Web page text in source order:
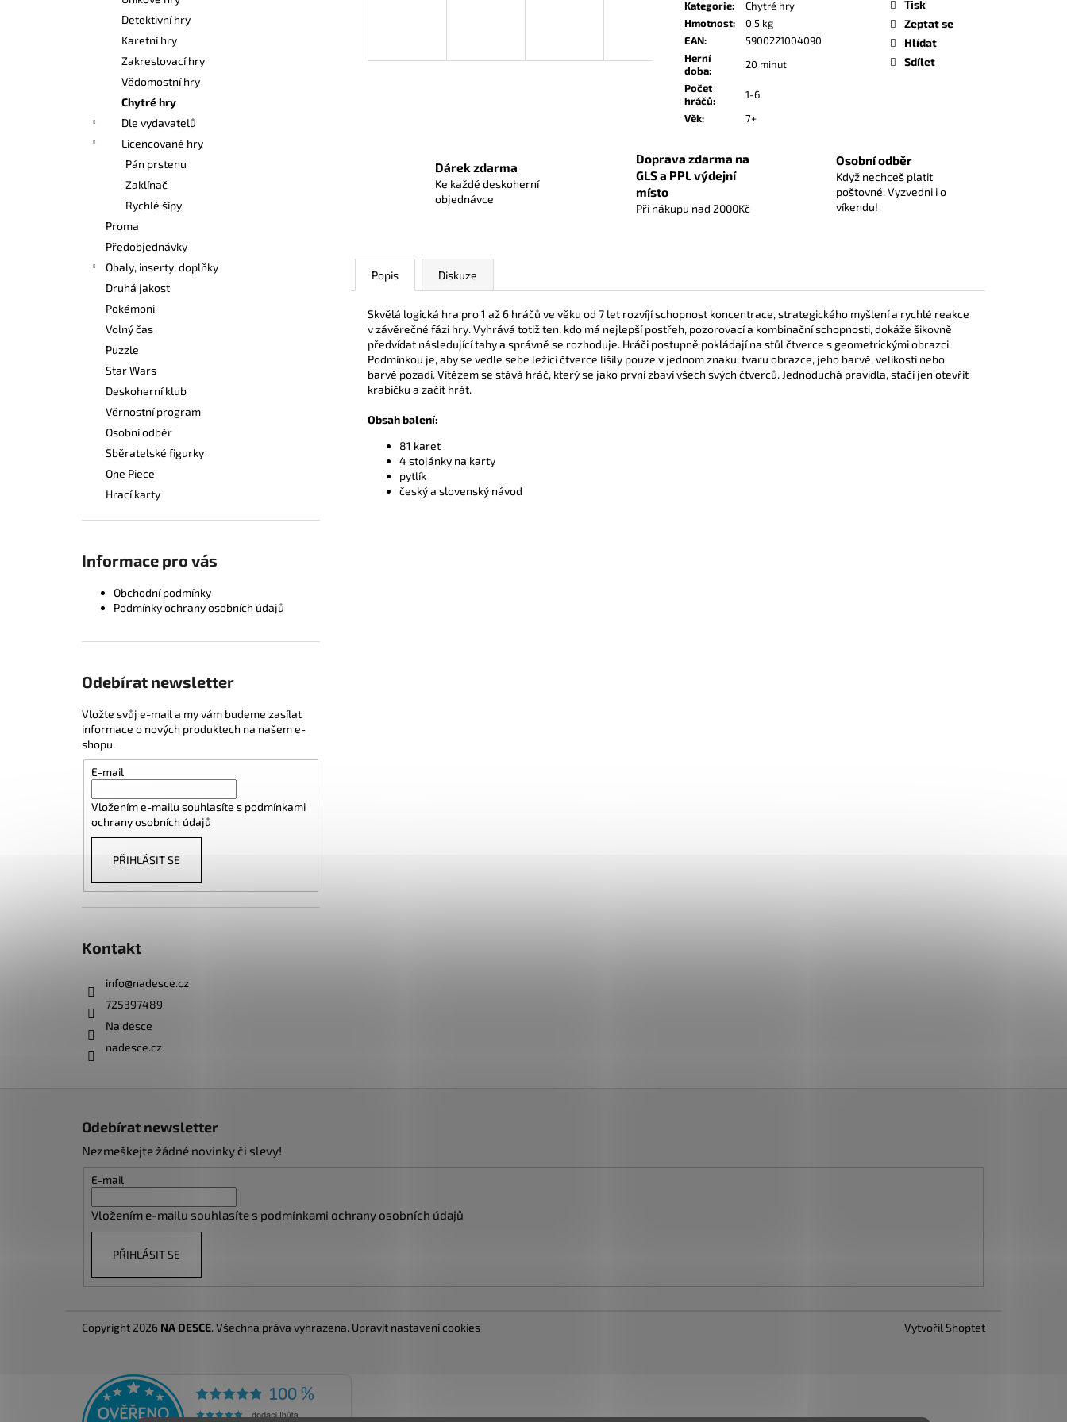
Detektivní hry
Karetní hry
Zakreslovací hry
Vědomostní hry
Chytré hry
Dle vydavatelů
Licencované hry
Pán prstenu
Zaklínač
Rychlé šípy
Proma
Předobjednávky
Obaly, inserty, doplňky
Druhá jakost
Pokémoni
Volný čas
Puzzle
Star Wars
Deskoherní klub
Věrnostní program
Osobní odběr
Sběratelské figurky
One Piece
Hrací karty
Informace pro vás
Obchodní podmínky
Podmínky ochrany osobních údajů
Odebírat newsletter
Vložte svůj e-mail a my vám budeme zasílat
informace o nových produktech na našem e-
shopu.
E-mail
Vložením e-mailu souhlasíte s podmínkami
ochrany osobních údajů
PŘIHLÁSIT SE
Kontakt
info@nadesce.cz
725397489
Na desce
nadesce.cz
Kategorie:
Chytré hry
Hmotnost:
0.5 kg
EAN:
5900221004090
Herní
doba:
20 minut
Počet
hráčů:
1-6
Věk: 7+
Tisk
Zeptat se
Hlídat
Sdílet
Dárek zdarma
Ke každé deskoherní
objednávce
Doprava zdarma na
GLS a PPL výdejní
místo
Při nákupu nad 2000Kč
Osobní odběr
Když nechceš platit
poštovné. Vyzvedni i o
víkendu!
Popis Diskuze
Skvělá logická hra pro 1 až 6 hráčů ve věku od 7 let rozvíjí schopnost koncentrace, strategického myšlení a rychlé reakce
v závěrečné fázi hry. Vyhrává totiž ten, kdo má nejlepší postřeh, pozorovací a kombinační schopnosti, dokáže šikovně
předvídat následující tahy a správně se rozhoduje. Hráči postupně pokládají na stůl čtverce s geometrickými obrazci.
Podmínkou je, aby se vedle sebe ležící čtverce lišily pouze v jednom znaku: tvaru obrazce, jeho barvě, velikosti nebo
barvě pozadí. Vítězem se stává hráč, který se jako první zbaví všech svých čtverců. Jednoduchá pravidla, stačí jen otevřít
krabičku a začít hrát.
Obsah balení:
81 karet
4 stojánky na karty
pytlík
český a slovenský návod
POKÉMON TCG: FIRST PARTNER
ILLUSTRATION COLLECTION - SERIES 3
1 099 Kč
CARCASSONNE: ZÁKLADNÍ HRA
Odebírat newsletter
Nezmeškejte žádné novinky či slevy!
E-mail
Vložením e-mailu souhlasíte s podmínkami ochrany osobních údajů
PŘIHLÁSIT SE
Vytvořil Shoptet
Copyright 2026 NA DESCE. Všechna práva vyhrazena. Upravit nastavení cookies